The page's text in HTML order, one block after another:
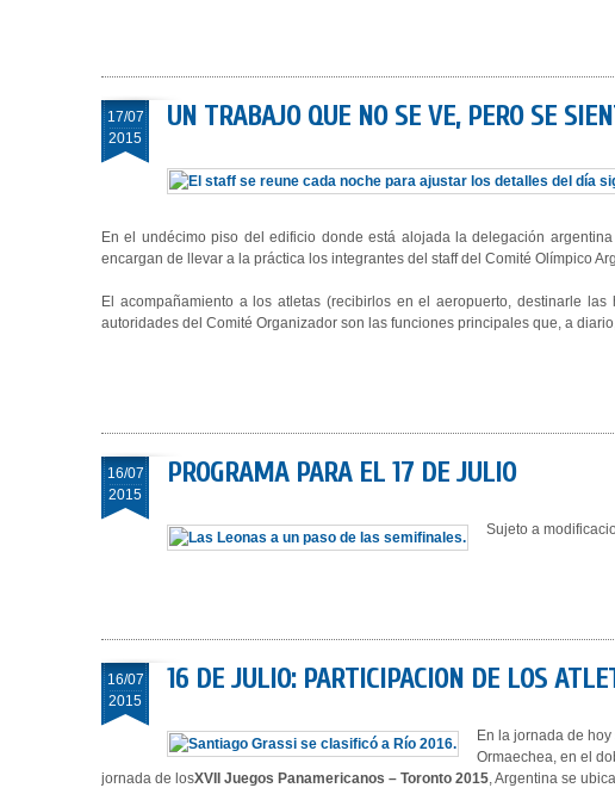
17/07
2015
UN TRABAJO QUE NO SE VE, PERO SE
En el undécimo piso del edificio donde está alojada la delegación
encargan de llevar a la práctica los integrantes del staff del Comité Olímpico
El acompañamiento a los atletas (recibirlos en el aeropuerto, destinarle
autoridades del Comité Organizador son las funciones principales que, a
16/07
2015
PROGRAMA PARA EL 17 DE JULIO
Sujeto a
16/07
2015
16 DE JULIO: PARTICIPACION DE LOS
En la jornada de
Ormaechea, en el
jornada de losXVII Juegos Panamericanos – Toronto 2015, Argentina se